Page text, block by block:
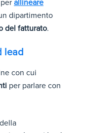
allineare
dipartimento
del fatturato.
lead
con cui
per parlare con